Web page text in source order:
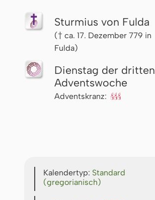
Sturmius von Fulda
(† ca. 17. Dezember 779 in
Fulda)
Dienstag der dritten
Advents­woche
Adventskranz: 🕯🕯🕯
Kalendertyp: Standard
(gregorianisch)